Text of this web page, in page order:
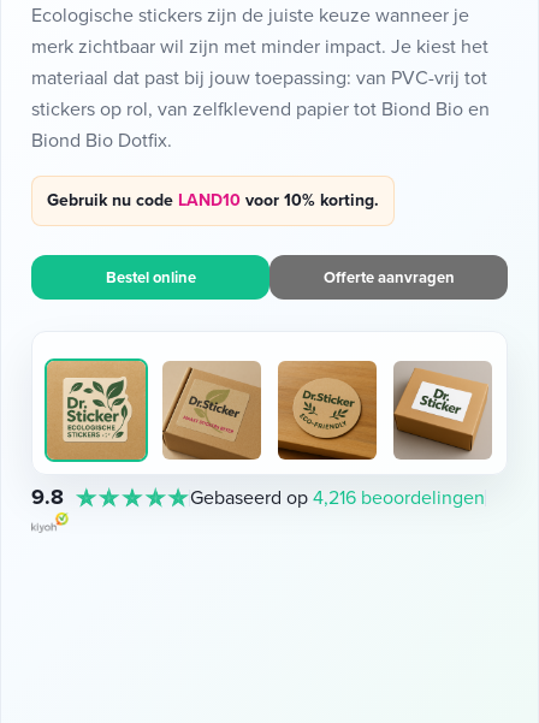
Ecologische stickers zijn de juiste keuze wanneer je
merk zichtbaar wil zijn met minder impact. Je kiest het
materiaal dat past bij jouw toepassing: van PVC-vrij tot
stickers op rol, van zelfklevend papier tot Biond Bio en
Biond Bio Dotfix.
Gebruik nu code LAND10voor 10% korting.
Bestel online Offerte aanvragen
9.8 Gebaseerd op4,216 beoordelingen